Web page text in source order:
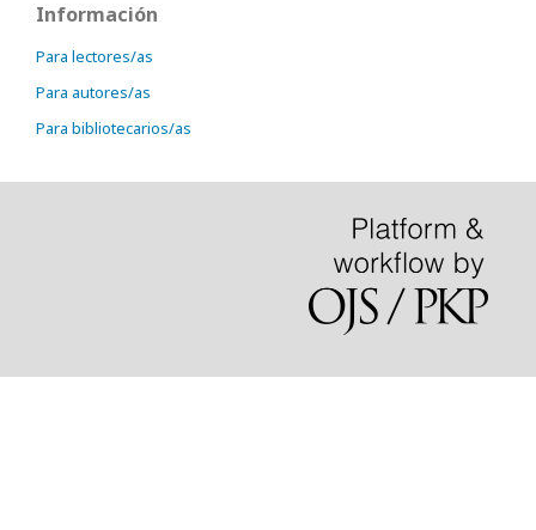
Información
Para lectores/as
Para autores/as
Para bibliotecarios/as